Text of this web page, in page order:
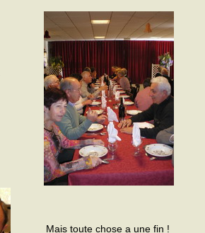
Mais toute chose a une fin !